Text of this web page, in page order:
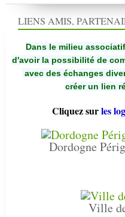
LIENS AMIS,
Dans le milieu
d'avoir la possibilité de
avec des échanges
créer un lien
Cliquez surles
Dordogne
Ville